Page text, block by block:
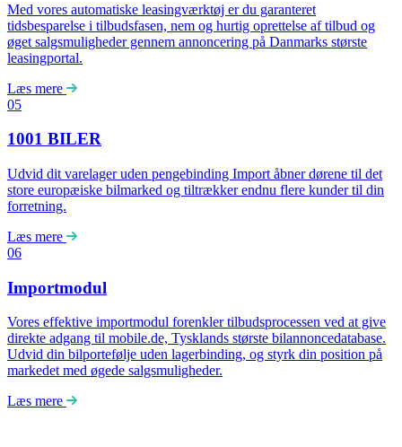
Med vores automatiske leasingværktøj er du garanteret
tidsbesparelse i tilbudsfasen, nem og hurtig oprettelse af tilbud og
øget salgsmuligheder gennem annoncering på Danmarks største
leasingportal.
Læs mere
05
1001 BILER
Udvid dit varelager uden pengebinding Import åbner dørene til det
store europæiske bilmarked og tiltrækker endnu flere kunder til din
forretning.
Læs mere
06
Importmodul
Vores effektive importmodul forenkler tilbudsprocessen ved at give
direkte adgang til mobile.de, Tysklands største bilannoncedatabase.
Udvid din bilportefølje uden lagerbinding, og styrk din position på
markedet med øgede salgsmuligheder.
Læs mere